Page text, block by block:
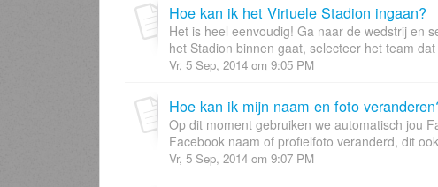
Hoe kan ik het Virtuele Stadion ingaan?
Het is heel eenvoudig! Ga naar de wedstrij en
het Stadion binnen gaat, selecteer het team
Vr, 5 Sep, 2014 om 9:05 PM
Hoe kan ik mijn naam en foto
Op dit moment gebruiken we automatisch jou
Facebook naam of profielfoto veranderd, dit
Vr, 5 Sep, 2014 om 9:07 PM